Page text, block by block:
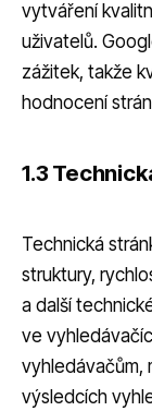
vytváření
uživatelů.
zážitek, takže
hodnocení
1.3
Technická
struktury,
a další
ve
vyhledávačům,
výsledcích